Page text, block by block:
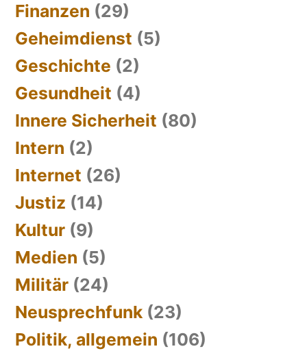
Finanzen (29)
Geheimdienst (5)
Geschichte (2)
Gesundheit (4)
Innere Sicherheit (80)
Intern (2)
Internet (26)
Justiz (14)
Kultur (9)
Medien (5)
Militär (24)
Neusprechfunk (23)
Politik, allgemein (106)